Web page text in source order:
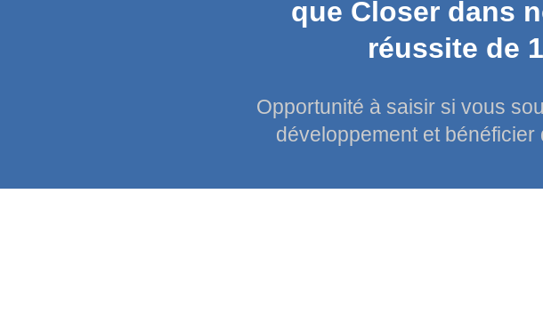
que Closer dans
réussite de
Opportunité à saisir si vous
développement et bénéficier